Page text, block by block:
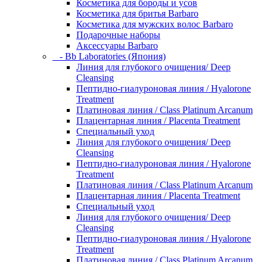
Косметика для бороды и усов
Косметика для бритья Barbaro
Косметика для мужских волос Barbaro
Подарочные наборы
Аксессуары Barbaro
- Bb Laboratories (Япония)
Линия для глубокого очищения/ Deep
Cleansing
Пептидно-гиалуроновая линия / Hyalorone
Treatment
Платиновая линия / Class Platinum Arcanum
Плацентарная линия / Placenta Treatment
Специальный уход
Линия для глубокого очищения/ Deep
Cleansing
Пептидно-гиалуроновая линия / Hyalorone
Treatment
Платиновая линия / Class Platinum Arcanum
Плацентарная линия / Placenta Treatment
Специальный уход
Линия для глубокого очищения/ Deep
Cleansing
Пептидно-гиалуроновая линия / Hyalorone
Treatment
Платиновая линия / Class Platinum Arcanum